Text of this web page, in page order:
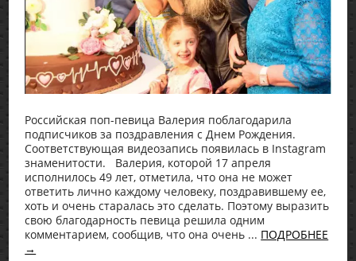
Российская поп-певица Валерия поблагодарила
подписчиков за поздравления с Днем Рождения.
Соответствующая видеозапись появилась в Instagram
знаменитости. Валерия, которой 17 апреля
исполнилось 49 лет, отметила, что она не может
ответить лично каждому человеку, поздравившему ее,
хоть и очень старалась это сделать. Поэтому выразить
свою благодарность певица решила одним
комментарием, сообщив, что она очень ... ПОДРОБНЕЕ
→